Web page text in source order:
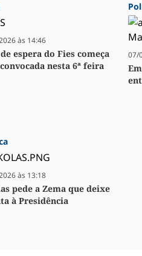
às 14:46
espera do Fies começa
nesta 6ª feira
07/
às 13:18
pede a Zema que deixe
à Presidência